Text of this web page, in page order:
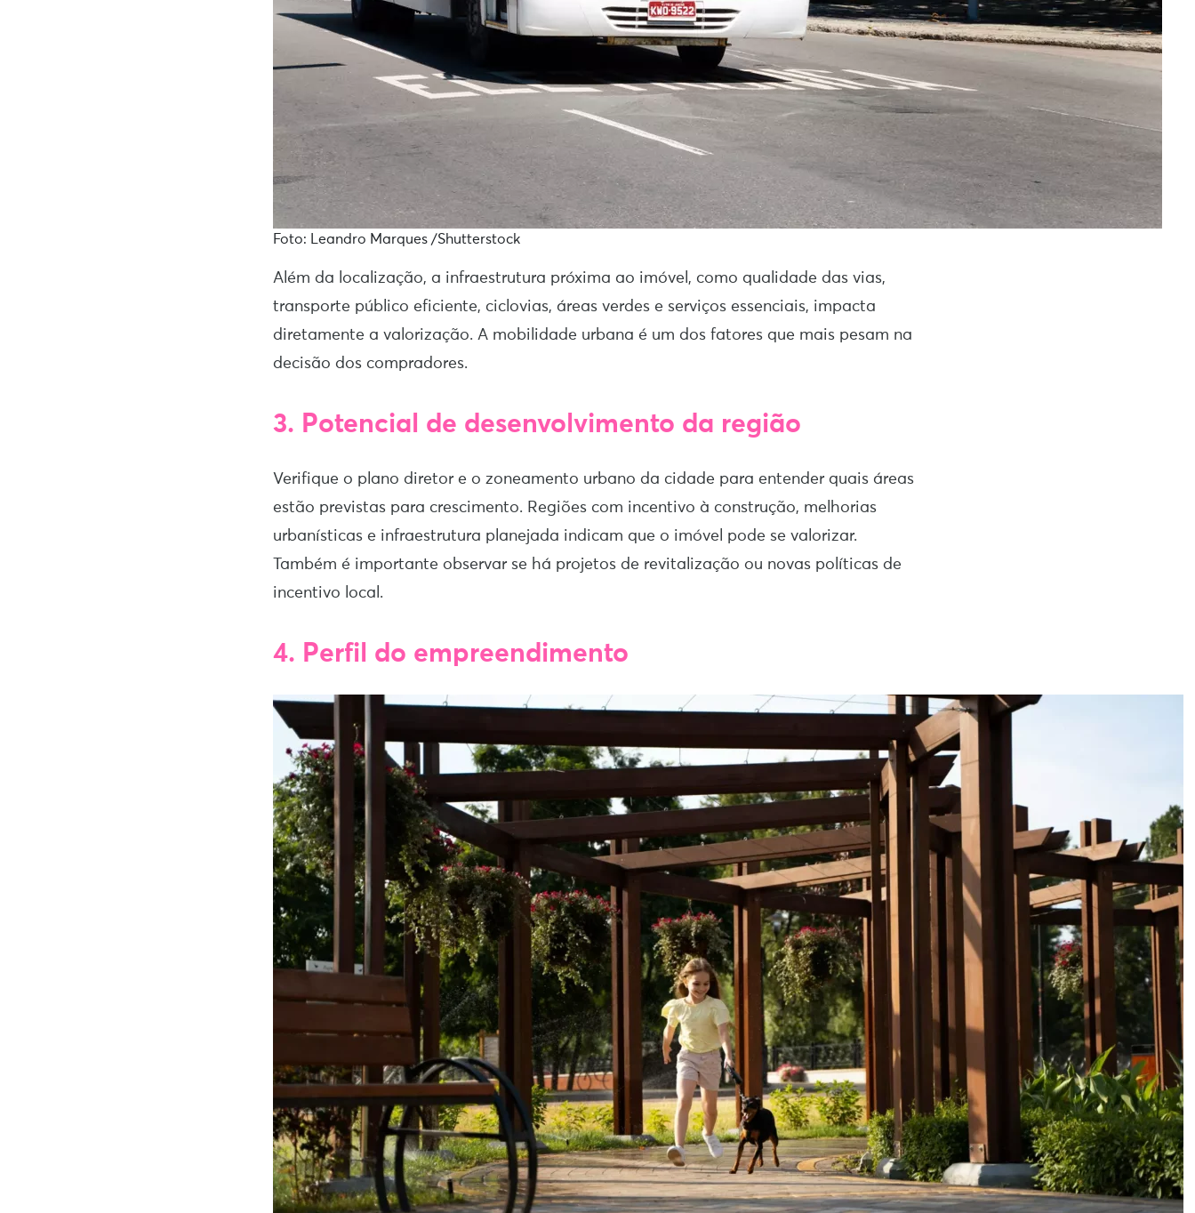
Foto: Leandro Marques /Shutterstock
Além da localização, a infraestrutura próxima ao imóvel, como qualidade das vias,
transporte público eficiente, ciclovias, áreas verdes e serviços essenciais, impacta
diretamente a valorização. A mobilidade urbana é um dos fatores que mais pesam na
decisão dos compradores.
3. Potencial de desenvolvimento da região
Verifique o plano diretor e o zoneamento urbano da cidade para entender quais áreas
estão previstas para crescimento. Regiões com incentivo à construção, melhorias
urbanísticas e infraestrutura planejada indicam que o imóvel pode se valorizar.
Também é importante observar se há projetos de revitalização ou novas políticas de
incentivo local.
4. Perfil do empreendimento